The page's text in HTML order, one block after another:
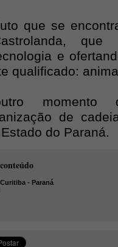
que se
que
e
qualificado:
momento
de
do Paraná.
- Paraná